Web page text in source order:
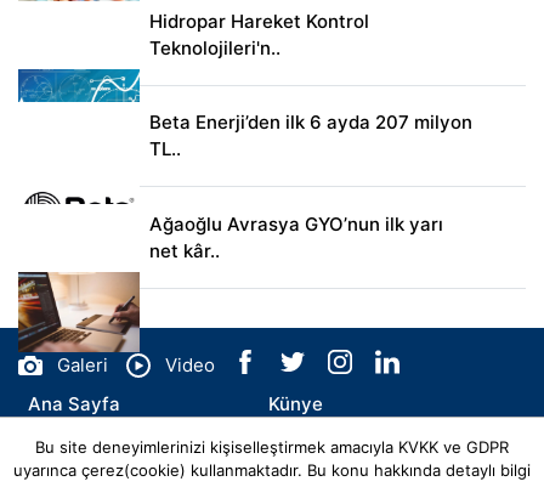
Hidropar Hareket Kontrol
Teknolojileri'n..
Beta Enerji’den ilk 6 ayda 207 milyon
TL..
Ağaoğlu Avrasya GYO’nun ilk yarı
net kâr..
Galeri
Video
Ana Sayfa
Künye
İletişim
Bu site deneyimlerinizi kişiselleştirmek amacıyla KVKK ve GDPR
uyarınca çerez(cookie) kullanmaktadır. Bu konu hakkında detaylı bilgi